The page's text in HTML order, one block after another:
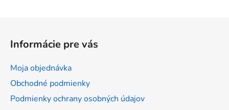
Informácie pre vás
Moja objednávka
Obchodné podmienky
Podmienky ochrany osobných údajov